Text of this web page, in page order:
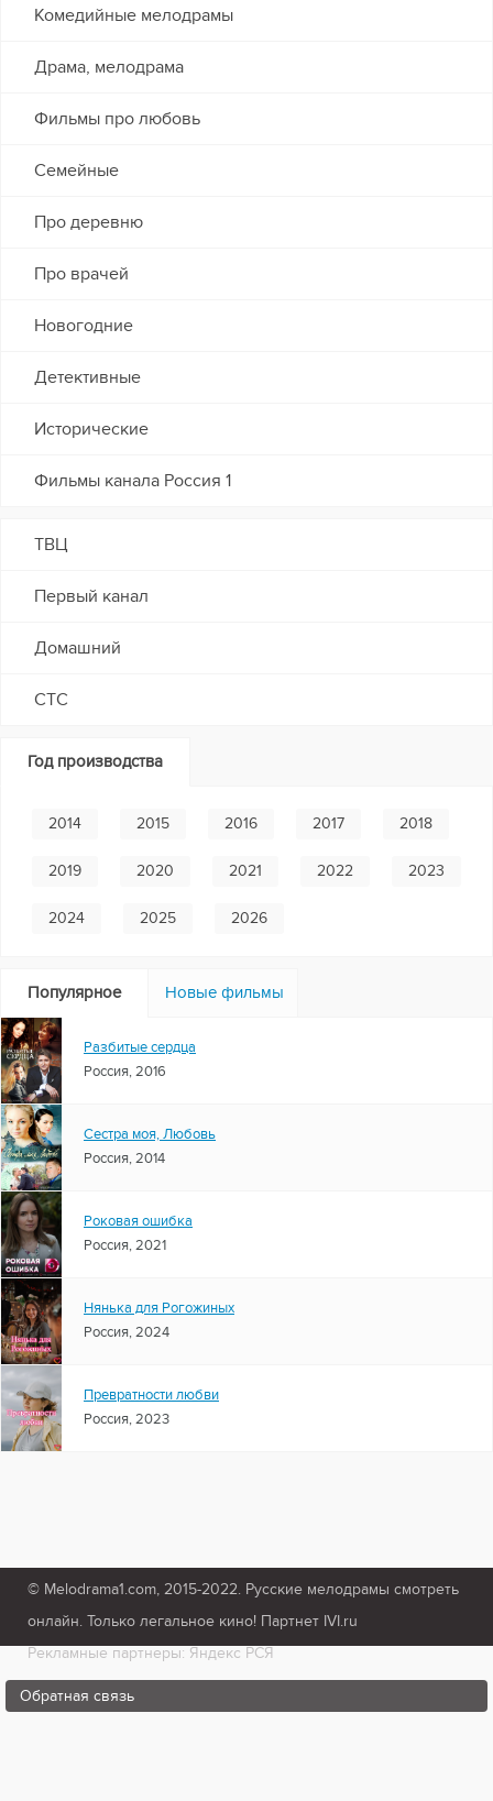
Комедийные мелодрамы
Драма, мелодрама
Фильмы про любовь
Семейные
Про деревню
Про врачей
Новогодние
Детективные
Исторические
Фильмы канала Россия 1
ТВЦ
Первый канал
Домашний
СТС
Год производства
2014 2015 2016 2017 2018
2019 2020 2021 2022 2023
2024 2025 2026
Популярное Новые фильмы
Разбитые сердца
Россия, 2016
Сестра моя, Любовь
Россия, 2014
Роковая ошибка
Россия, 2021
Нянька для Рогожиных
Россия, 2024
Превратности любви
Россия, 2023
© Melodrama1.com, 2015-2022. Русские мелодрамы смотреть
онлайн. Только легальное кино! Партнет IVI.ru
Рекламные партнеры: Яндекс РСЯ
Обратная связь